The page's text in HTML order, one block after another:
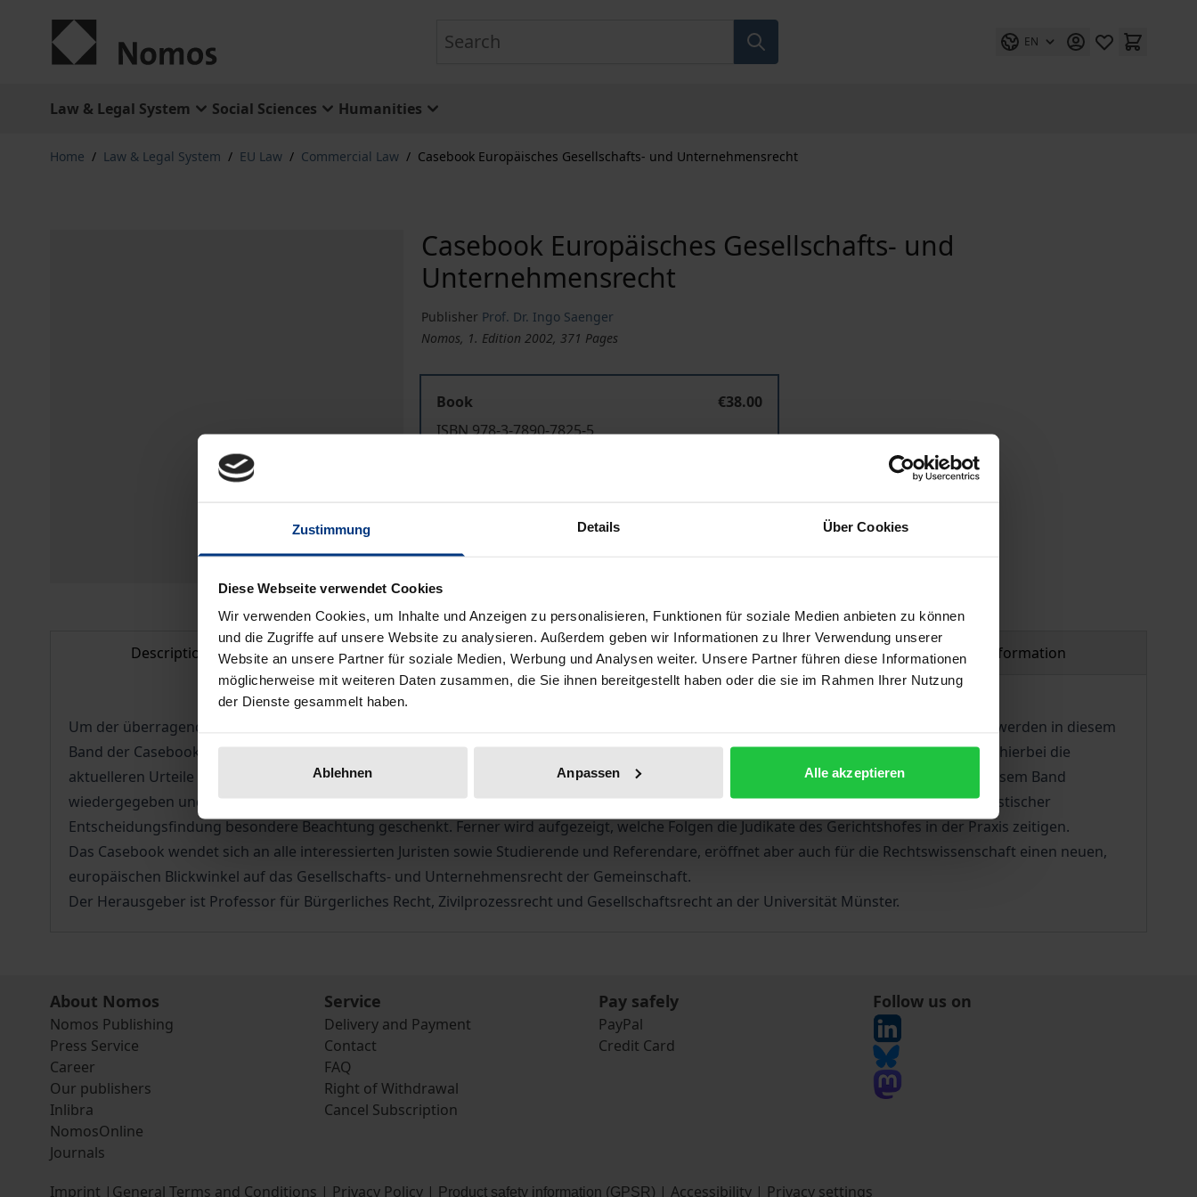
Zustimmung Details Über Cookies
Diese Webseite verwendet Cookies
Wir verwenden Cookies, um Inhalte und Anzeigen zu personalisieren, Funktionen für soziale Medien anbieten zu können
und die Zugriffe auf unsere Website zu analysieren. Außerdem geben wir Informationen zu Ihrer Verwendung unserer
Website an unsere Partner für soziale Medien, Werbung und Analysen weiter. Unsere Partner führen diese Informationen
möglicherweise mit weiteren Daten zusammen, die Sie ihnen bereitgestellt haben oder die sie im Rahmen Ihrer Nutzung
der Dienste gesammelt haben.
Ablehnen Anpassen Alle akzeptieren
EN
Law & Legal System Social Sciences Humanities
Home / Law & Legal System / EU Law / Commercial Law / Casebook Europäisches Gesellschafts- und Unternehmensrecht
Casebook Europäisches Gesellschafts- und
Unternehmensrecht
Publisher Prof. Dr. Ingo Saenger
Nomos, 1. Edition 2002, 371 Pages
Book
€38.00
ISBN 978-3-7890-7825-5
Add to Wish List
Description Bibliographical data Reviews Product safety information
Um der überragenden Bedeutung des Gemeinschaftsrechts gerade für das Gesellschafts- und Unternehmensrecht Rechnung zu tragen, werden in diesem
Band der Casebook-Reihe die hierzu ergangenen Entscheidungen des EuGH ausführlich besprochen. Besondere Berücksichtigung finden hierbei die
aktuelleren Urteile des Gerichtshofs. Aber auch frühere, für die Rechtsentwicklung besonders bedeutsame Entscheidungen werden in diesem Band
wiedergegeben und anschließend aus der Sicht mehrerer Mitgliedstaaten kommentiert. Hierbei wird den methodischen Grundsätzen juristischer
Entscheidungsfindung besondere Beachtung geschenkt. Ferner wird aufgezeigt, welche Folgen die Judikate des Gerichtshofes in der Praxis zeitigen.
Das Casebook wendet sich an alle interessierten Juristen sowie Studierende und Referendare, eröffnet aber auch für die Rechtswissenschaft einen neuen,
europäischen Blickwinkel auf das Gesellschafts- und Unternehmensrecht der Gemeinschaft.
Der Herausgeber ist Professor für Bürgerliches Recht, Zivilprozessrecht und Gesellschaftsrecht an der Universität Münster.
About Nomos
Nomos Publishing
Press Service
Career
Our publishers
Inlibra
NomosOnline
Journals
Service
Delivery and Payment
Contact
FAQ
Right of Withdrawal
Cancel Subscription
Pay safely
PayPal
Credit Card
Follow us on
Imprint | General Terms and Conditions | Privacy Policy | Product safety information (GPSR) | Accessibility | Privacy settings